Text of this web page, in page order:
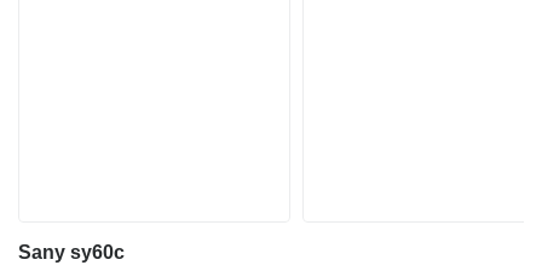
Sany sy60c